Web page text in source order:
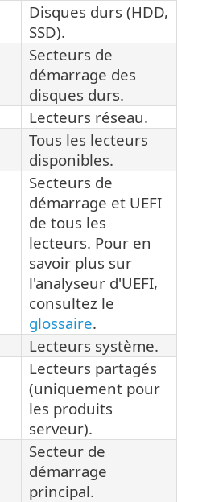
Disques durs (HDD,
SSD).
Secteurs de
démarrage des
disques durs.
Lecteurs réseau.
Tous les lecteurs
disponibles.
Secteurs de
démarrage et UEFI
de tous les
lecteurs. Pour en
savoir plus sur
l'analyseur d'UEFI,
consultez le
glossaire.
Lecteurs système.
Lecteurs partagés
(uniquement pour
les produits
serveur).
Secteur de
démarrage
principal.